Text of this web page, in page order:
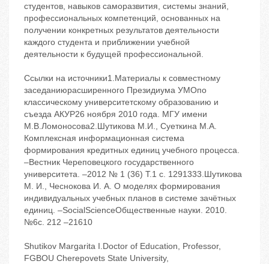
студентов, навыков саморазвития, системы знаний,
профессиональных компетенций, основанных на
получении конкретных результатов деятельности
каждого студента и приближении учебной
деятельности к будущей профессиональной.
Ссылки на источники1.Материалы к совместному
заседаниюрасширенного Президиума УМОпо
классическому университетскому образованию и
съезда АКУР26 ноября 2010 года. МГУ имени
М.В.Ломоносова2.Шутикова М.И., Суеткина М.А.
Комплексная информационная система
формирования кредитных единиц учебного процесса.
–Вестник Череповецкого государственного
университета. –2012 № 1 (36) Т.1 с. 1291333.Шутикова
М. И., Чеснокова И. А. О моделях формирования
индивидуальных учебных планов в системе зачётных
единиц. –SocialScienceОбщественные науки. 2010.
№6с. 212 –21610
Shutikov Margarita I.Doctor of Education, Professor,
FGBOU Cherepovets State University,